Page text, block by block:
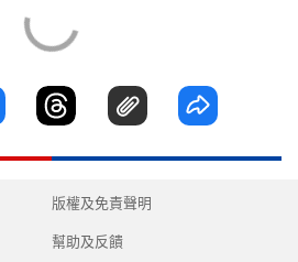
版權及免責聲明
幫助及反饋